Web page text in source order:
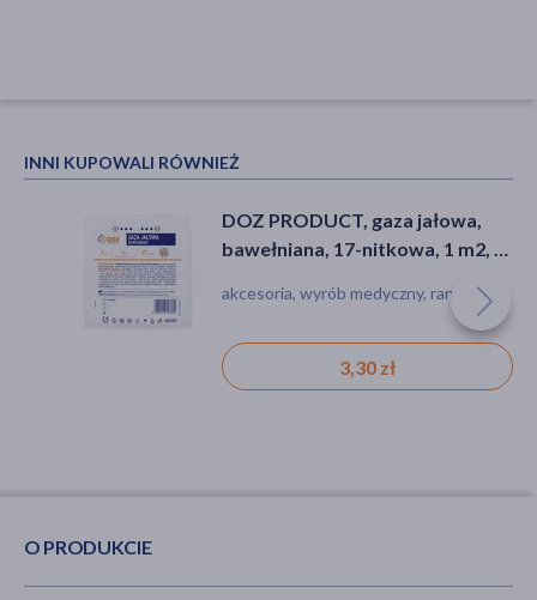
INNI KUPOWALI RÓWNIEŻ
DOZ PRODUCT, gaza jałowa,
bawełniana, 17-nitkowa, 1 m2, 1
akcesoria, wyrób medyczny, rana
3,30 zł
O PRODUKCIE